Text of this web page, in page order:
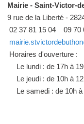
Mairie - Saint-Victor-
9 rue de la Liberté -
02 37 81 15 04
09 70
Horaires d'ouverture :
Le lundi : de 17h à
Le jeudi : de 10h à
Le samedi : de 10h à